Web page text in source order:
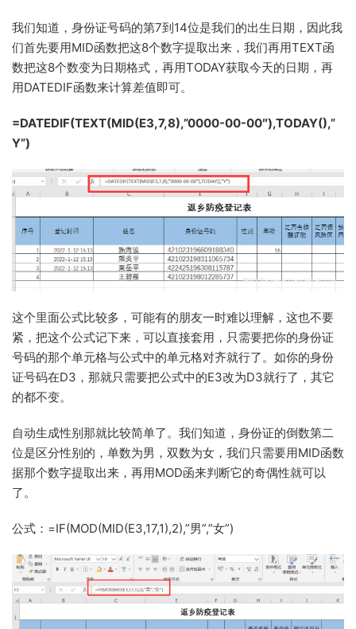
我们知道，身份证号码的第7到14位是我们的出生日期，因此我
们首先要用MID函数把这8个数字提取出来，我们再用TEXT函
数把这8个数变为日期格式，再用TODAY获取今天的日期，再
用DATEDIF函数来计算差值即可。
=DATEDIF(TEXT(MID(E3,7,8),”0000-00-00″),TODAY(),”
Y”)
这个里面公式比较多，可能有的朋友一时难以理解，这也不要
紧，把这个公式记下来，可以直接套用，只需要把你的身份证
号码的那个单元格与公式中的单元格对齐就行了。如你的身份
证号码在D3，那就只需要把公式中的E3改为D3就行了，其它
的都不变。
自动生成性别那就比较简单了。我们知道，身份证的倒数第二
位是区分性别的，单数为男，双数为女，我们只需要用MID函数
据那个数字提取出来，再用MOD函来判断它的奇偶性就可以
了。
公式：=IF(MOD(MID(E3,17,1),2),”男”,”女”)